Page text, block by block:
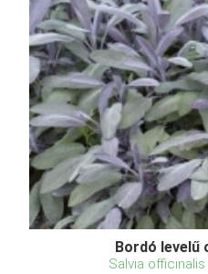
Bordó levelű
Salvia